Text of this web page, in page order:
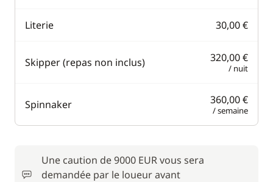
Literie 30,00 €
Skipper (repas non inclus) 320,00 €
/ nuit
Spinnaker 360,00 €
/ semaine
Une caution de 9000 EUR vous sera
demandée par le loueur avant